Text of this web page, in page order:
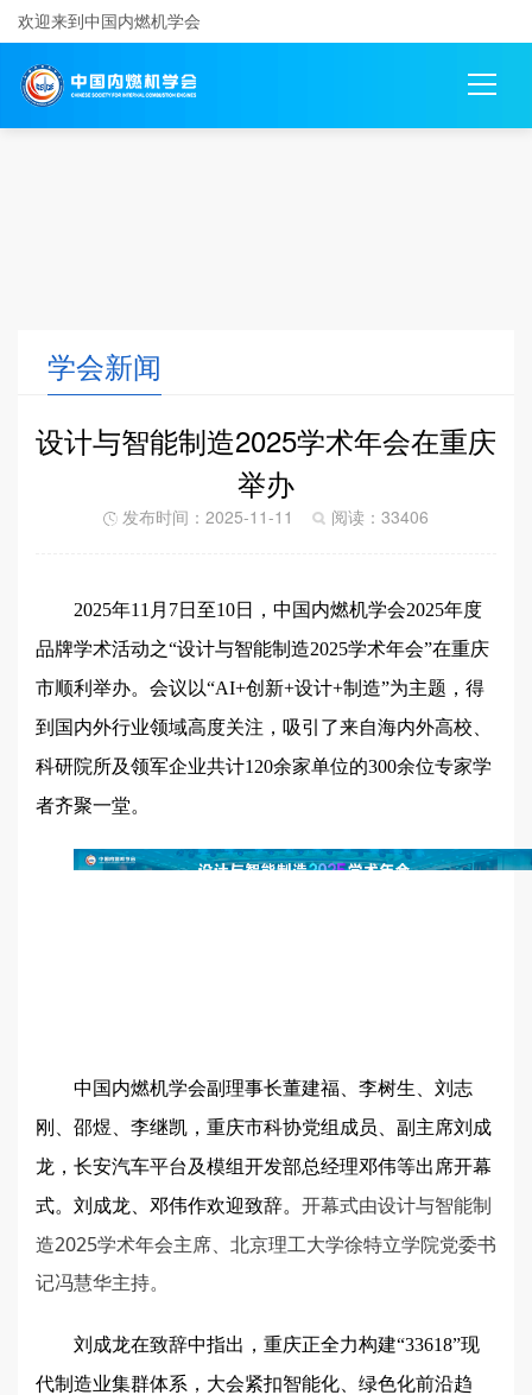
欢迎来到中国内燃机学会
学会新闻
设计与智能制造2025学术年会在重庆
举办
发布时间：2025-11-11 阅读：33406
2025年11月7日至10日，中国内燃机学会2025年度
品牌学术活动之“设计与智能制造2025学术年会”在重庆
市顺利举办。会议以“AI+创新+设计+制造”为主题，得
到国内外行业领域高度关注，吸引了来自海内外高校、
科研院所及领军企业共计120余家单位的300余位专家学
者齐聚一堂。
中国内燃机学会副理事长董建福、李树生、刘志
刚、邵煜、李继凯，重庆市科协党组成员、副主席刘成
龙，长安汽车平台及模组开发部总经理邓伟等出席开幕
式。刘成龙、邓伟作欢迎致辞。 开幕式由设计与智能制
造2025学术年会主席、北京理工大学徐特立学院党委书
记冯慧华主持。
刘成龙在致辞中指出，重庆正全力构建“33618”现
代制造业集群体系，大会紧扣智能化、绿色化前沿趋